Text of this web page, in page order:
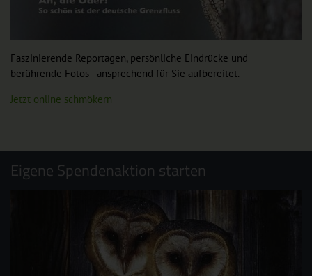
Faszinierende Reportagen, persönliche Eindrücke und
berührende Fotos - ansprechend für Sie aufbereitet.
Jetzt online schmökern
Eigene Spendenaktion starten